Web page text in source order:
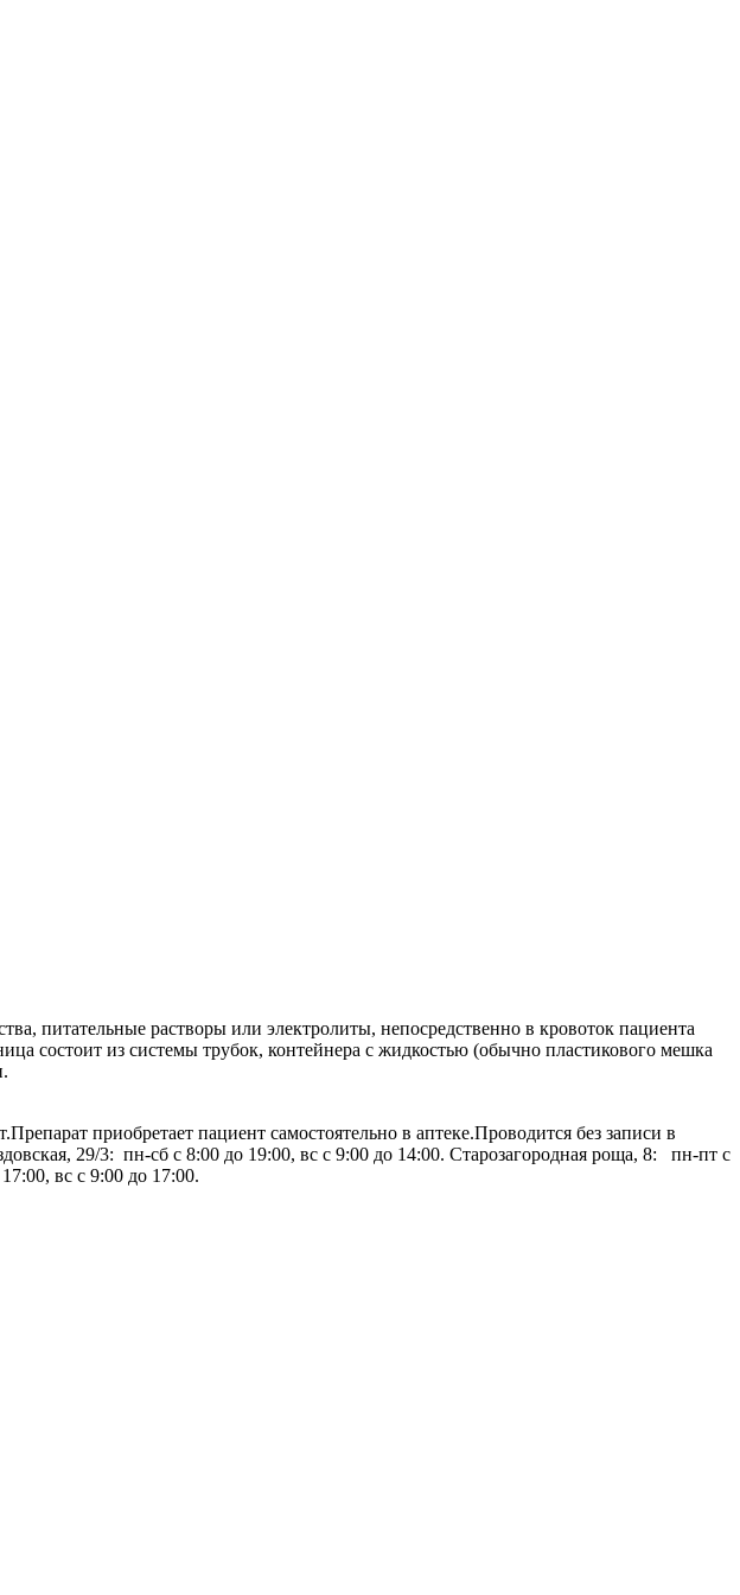
питательные растворы или электролиты, непосредственно в кровоток пациента
состоит из системы трубок, контейнера с жидкостью (обычно пластикового мешка
приобретает пациент самостоятельно в аптеке.Проводится без записи в
29/3: пн-сб с 8:00 до 19:00, вс с 9:00 до 14:00. Старозагородная роща, 8: пн-пт с
вс с 9:00 до 17:00.